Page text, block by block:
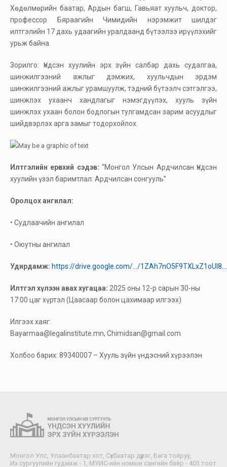
Хөдөлмөрийн баатар, Ардын багш, Гавьяат хуульч, доктор,
профессор Бяраагийн Чимидийн нэрэмжит шилдэг
илтгэлийн 17 дахь удаагийн уралдаанд бүтээлээ ирүүлэхийг
урьж байна.
Зорилго: Үндсэн хуулийн эрх зүйн салбар дахь судалгаа,
шинжилгээний ажлыг дэмжих, хуульчдын эрдэм
шинжилгээний ажлыг урамшуулж, тэдний бүтээлч сэтгэлгээ,
шинжлэх ухаанч хандлагыг нэмэгдүүлэх, хууль зүйн
шинжлэх ухаан болон бодлогын тулгамдсан зарим асуудлыг
шийдвэрлэх арга замыг тодорхойлох.
Илтгэлийн ерөнхий сэдэв: “Монгол Улсын Ардчилсан Үндсэн
хуулийн үзэл баримтлал: Ардчилсан сонгууль”
Оролцох ангилал:
• Судлаачийн ангилал
• Оюутны ангилал
Удирдамж: https://drive.google.com/.../
Илтгэл хүлээн авах хугацаа: 2025 оны 12-р сарын 30-ны
17:00 цаг хүртэл (Цаасаар болон цахимаар илгээх)
Илгээх хаяг:
Bayarmaa@legalinstitute.mn, Chimidsan@gmail.com
Холбоо барих: 89340007 – Хууль зүйн үндэсний хүрээлэн
Монгол Улс, Улаанбаатар хот, Сүхбаатар дүүрэг, Бага тойруу,
Их сургуулийн гудамж - 1, МУИС-ийн номын сангийн байр - 403 тоот